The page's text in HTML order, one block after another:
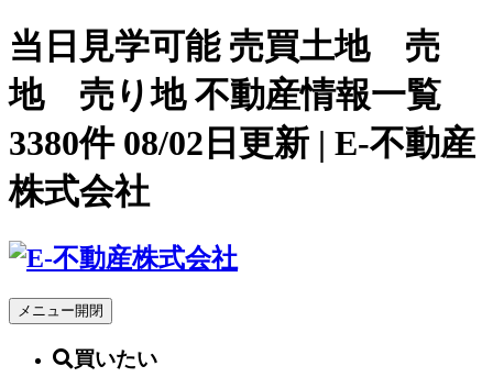
当日見学可能 売買土地 売
地 売り地 不動産情報一覧
3380件 08/02日更新 | E-不動産
株式会社
メニュー開閉
買いたい